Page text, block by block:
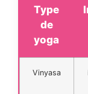
Type
de
yoga
Vinyasa